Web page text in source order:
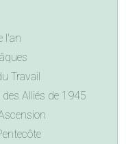
l'an
Travail
des Alliés de 1945